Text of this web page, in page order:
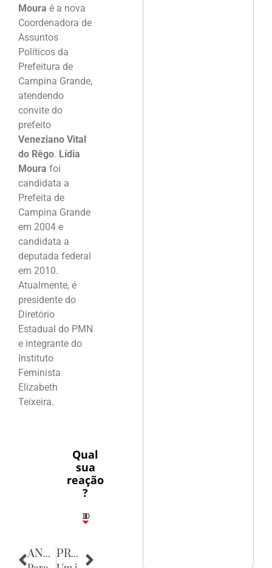
Moura é a nova
Coordenadora de
Assuntos
Políticos da
Prefeitura de
Campina Grande,
atendendo
convite do
prefeito
Veneziano Vital
do Rêgo. Lídia
Moura foi
candidata a
Prefeita de
Campina Grande
em 2004 e
candidata a
deputada federal
em 2010.
Atualmente, é
presidente do
Diretório
Estadual do PMN
e integrante do
Instituto
Feminista
Elizabeth
Teixeira.
Qual
sua
reação
?
3
1
1
3
10
ANTERIOR PRÓXIMA